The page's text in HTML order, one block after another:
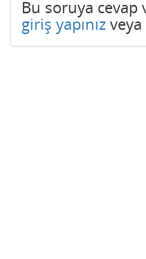
Bu soruya
giriş yapınız veya